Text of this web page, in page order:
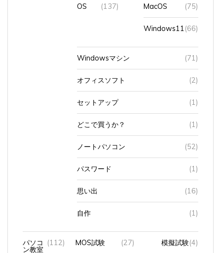
OS (137) MacOS (75)
Windows11 (66)
Windowsマシン (71)
オフィスソフト (2)
セットアップ (1)
どこで買うか？ (1)
ノートパソコン (52)
パスワード (1)
思い出 (16)
自作 (1)
パソコ
ン教室
(112) MOS試験 (27) 模擬試験(4)